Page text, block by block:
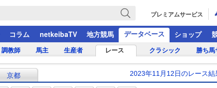
プレミアムサービス
コラム netkeibaTV 地方競馬 データベース ショップ
調教師 馬主 生産者 レース クラシック 勝ち馬
京都 2023年11月12日のレース結